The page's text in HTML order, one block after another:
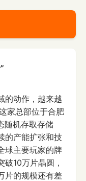
的动作，越来越
家总部位于合肥
随机存取存储
的产能扩张和技
球主要玩家的牌
10万片晶圆，
片的规模还有差